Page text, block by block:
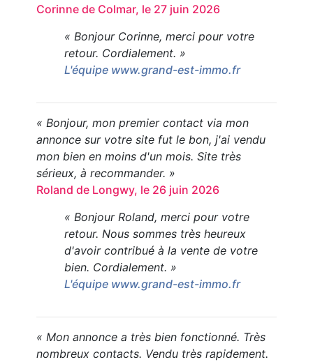
Corinne de Colmar, le 27 juin 2026
« Bonjour Corinne, merci pour votre
retour. Cordialement. »
L'équipe www.grand-est-immo.fr
« Bonjour, mon premier contact via mon
annonce sur votre site fut le bon, j'ai vendu
mon bien en moins d'un mois. Site très
sérieux, à recommander. »
Roland de Longwy, le 26 juin 2026
« Bonjour Roland, merci pour votre
retour. Nous sommes très heureux
d'avoir contribué à la vente de votre
bien. Cordialement. »
L'équipe www.grand-est-immo.fr
« Mon annonce a très bien fonctionné. Très
nombreux contacts. Vendu très rapidement.